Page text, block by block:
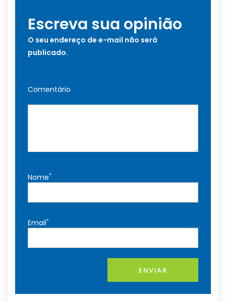
Escreva sua opinião
O seu endereço de e-mail não será
publicado.
Comentário
Nome*
Email*
ENVIAR